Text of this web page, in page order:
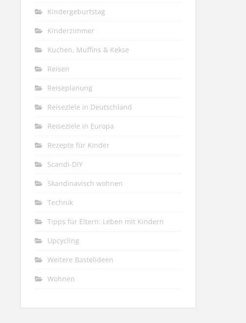
Kindergeburtstag
Kinderzimmer
Kuchen, Muffins & Kekse
Reisen
Reiseplanung
Reiseziele in Deutschland
Reiseziele in Europa
Rezepte für Kinder
Scandi-DIY
Skandinavisch wohnen
Technik
Tipps für Eltern: Leben mit Kindern
Upcycling
Weitere Bastelideen
Wohnen